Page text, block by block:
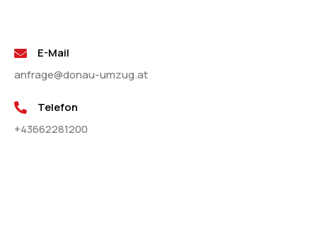
E-Mail
anfrage@donau-umzug.at
Telefon
+43662281200